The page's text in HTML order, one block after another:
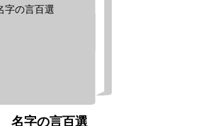
字の言百選
名字の言百選